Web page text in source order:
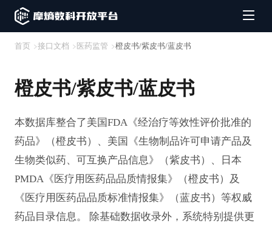
首页 接口文档 医药监管 橙皮书/紫皮书/蓝皮书
橙皮书/紫皮书/蓝皮书
本数据库整合了美国FDA《经治疗等效性评价批准的
药品》（橙皮书）、美国《生物制品许可申请产品及
生物类似药、可互换产品信息》（紫皮书）、日本
PMDA《医疗用医药品品质情报集》（橙皮书）及
《医疗用医药品品质标准情报集》（蓝皮书）等权威
药品目录信息。 除基础数据收录外，系统特别提供更